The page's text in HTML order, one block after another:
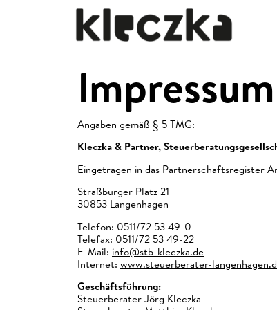
Impressum
Angaben gemäß § 5 TMG:
Kleczka & Partner,
Eingetragen in das Partnerschaftsregister
Straßburger Platz 21
30853 Langenhagen
Telefon: 0511/72 53 49-0
Telefax: 0511/72 53 49-22
E-Mail: info@stb-kleczka.de
Internet: www.steuerberater-
Geschäftsführung:
Steuerberater Jörg Kleczka